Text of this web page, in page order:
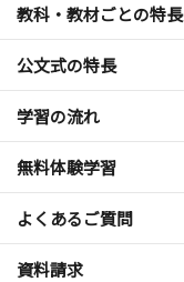
教科・教材ごとの特長
公文式の特長
学習の流れ
無料体験学習
よくあるご質問
資料請求